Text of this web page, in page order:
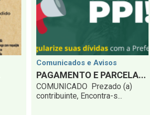
Comunicados e Avisos
PAGAMENTO E PARCELA...
COMUNICADO Prezado (a)
contribuinte, Encontra-s...